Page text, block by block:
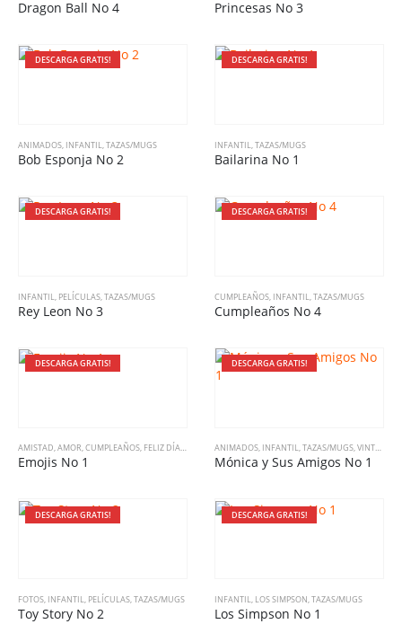
Dragon Ball No 4 Princesas No 3
DESCARGA GRATIS!
ANIMADOS, INFANTIL,TAZAS/MUGS
Bob Esponja No 2
DESCARGA GRATIS!
INFANTIL,TAZAS/MUGS
Bailarina No 1
DESCARGA GRATIS!
INFANTIL PELÍCULAS TAZAS/MUGS
Rey Leon No 3
DESCARGA GRATIS!
CUMPLEAÑOS INFANTIL TAZAS/MUGS
Cumpleaños No 4
DESCARGA GRATIS!
AMISTAD,AMOR,CUMPLEAÑOS, FELIZ DÍA,INFANTIL,TAZAS/MUGS,VARIADO
Emojis No 1
DESCARGA GRATIS!
ANIMADOS, INFANTIL,TAZAS/MUGS,VINTAGE
Mónica y Sus Amigos No 1
DESCARGA GRATIS!
FOTOS, INFANTIL, PELÍCULAS,TAZAS/MUGS
Toy Story No 2
DESCARGA GRATIS!
INFANTIL, LOS SIMPSON,TAZAS/MUGS
Los Simpson No 1